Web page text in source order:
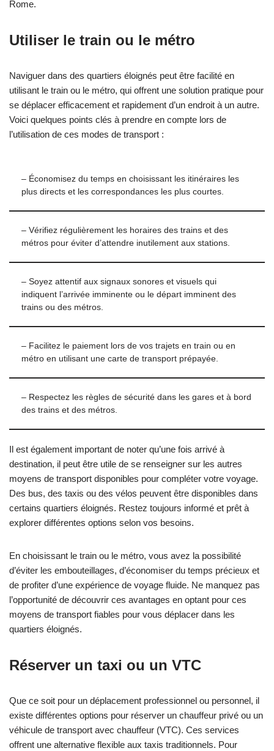
Rome.
Utiliser le train ou le métro
Naviguer dans des quartiers éloignés peut être facilité en
utilisant le train ou le métro, qui offrent une solution pratique pour
se déplacer efficacement et rapidement d’un endroit à un autre.
Voici quelques points clés à prendre en compte lors de
l’utilisation de ces modes de transport :
– Économisez du temps en choisissant les itinéraires les
plus directs et les correspondances les plus courtes.
– Vérifiez régulièrement les horaires des trains et des
métros pour éviter d’attendre inutilement aux stations.
– Soyez attentif aux signaux sonores et visuels qui
indiquent l’arrivée imminente ou le départ imminent des
trains ou des métros.
– Facilitez le paiement lors de vos trajets en train ou en
métro en utilisant une carte de transport prépayée.
– Respectez les règles de sécurité dans les gares et à bord
des trains et des métros.
Il est également important de noter qu’une fois arrivé à
destination, il peut être utile de se renseigner sur les autres
moyens de transport disponibles pour compléter votre voyage.
Des bus, des taxis ou des vélos peuvent être disponibles dans
certains quartiers éloignés. Restez toujours informé et prêt à
explorer différentes options selon vos besoins.
En choisissant le train ou le métro, vous avez la possibilité
d’éviter les embouteillages, d’économiser du temps précieux et
de profiter d’une expérience de voyage fluide. Ne manquez pas
l’opportunité de découvrir ces avantages en optant pour ces
moyens de transport fiables pour vous déplacer dans les
quartiers éloignés.
Réserver un taxi ou un VTC
Que ce soit pour un déplacement professionnel ou personnel, il
existe différentes options pour réserver un chauffeur privé ou un
véhicule de transport avec chauffeur (VTC). Ces services
offrent une alternative flexible aux taxis traditionnels. Pour